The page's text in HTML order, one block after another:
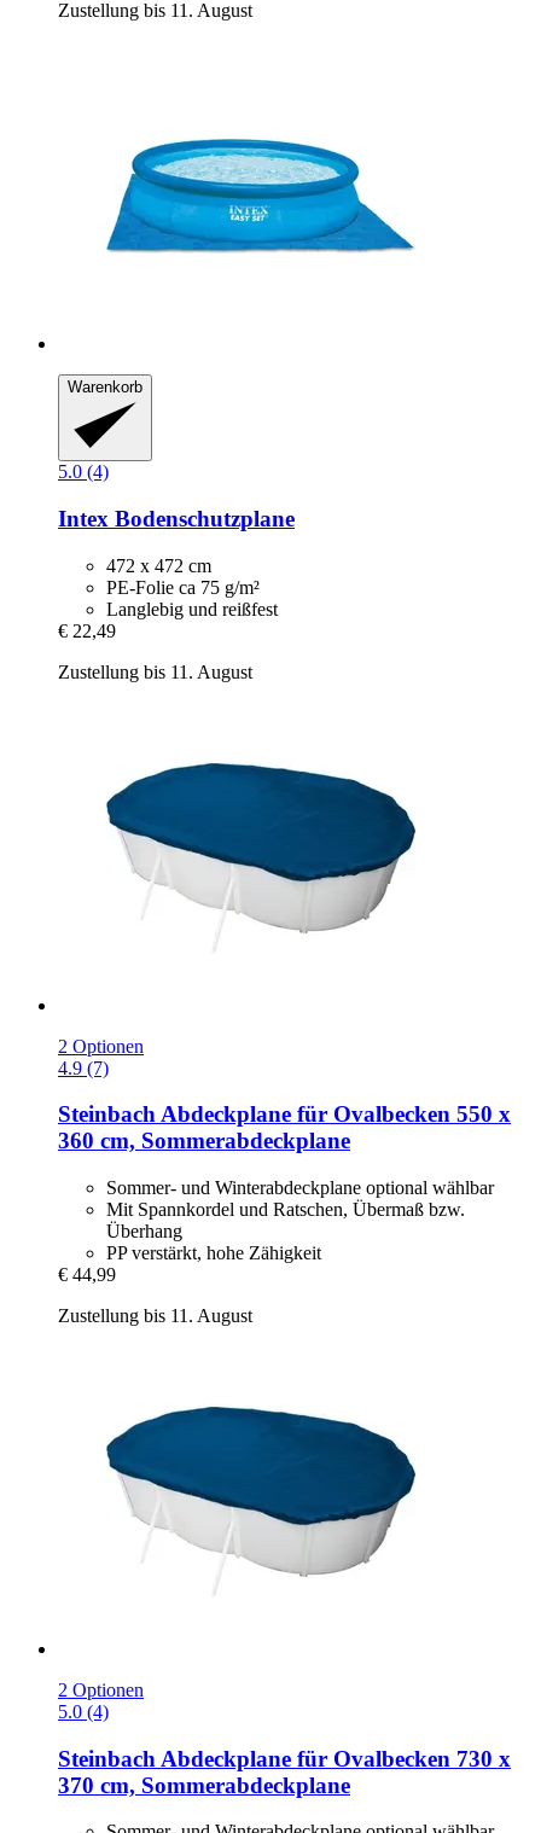
Zustellung bis 11. August
Warenkorb
5.0 (4)
Intex Bodenschutzplane
472 x 472 cm
PE-Folie ca 75 g/m²
Langlebig und reißfest
€ 22,49
Zustellung bis 11. August
2 Optionen
4.9 (7)
SteinbachAbdeckplane für Ovalbecken 550 x
360 cm, Sommerabdeckplane
Sommer- und Winterabdeckplane optional wählbar
Mit Spannkordel und Ratschen, Übermaß bzw.
Überhang
PP verstärkt, hohe Zähigkeit
€ 44,99
Zustellung bis 11. August
2 Optionen
5.0 (4)
Steinbach Abdeckplane für Ovalbecken 730 x
370 cm, Sommerabdeckplane